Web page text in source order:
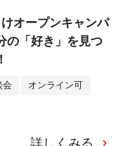
けオープンキャンパ
の「好き」を見つ
会 オンライン可
詳しくみる